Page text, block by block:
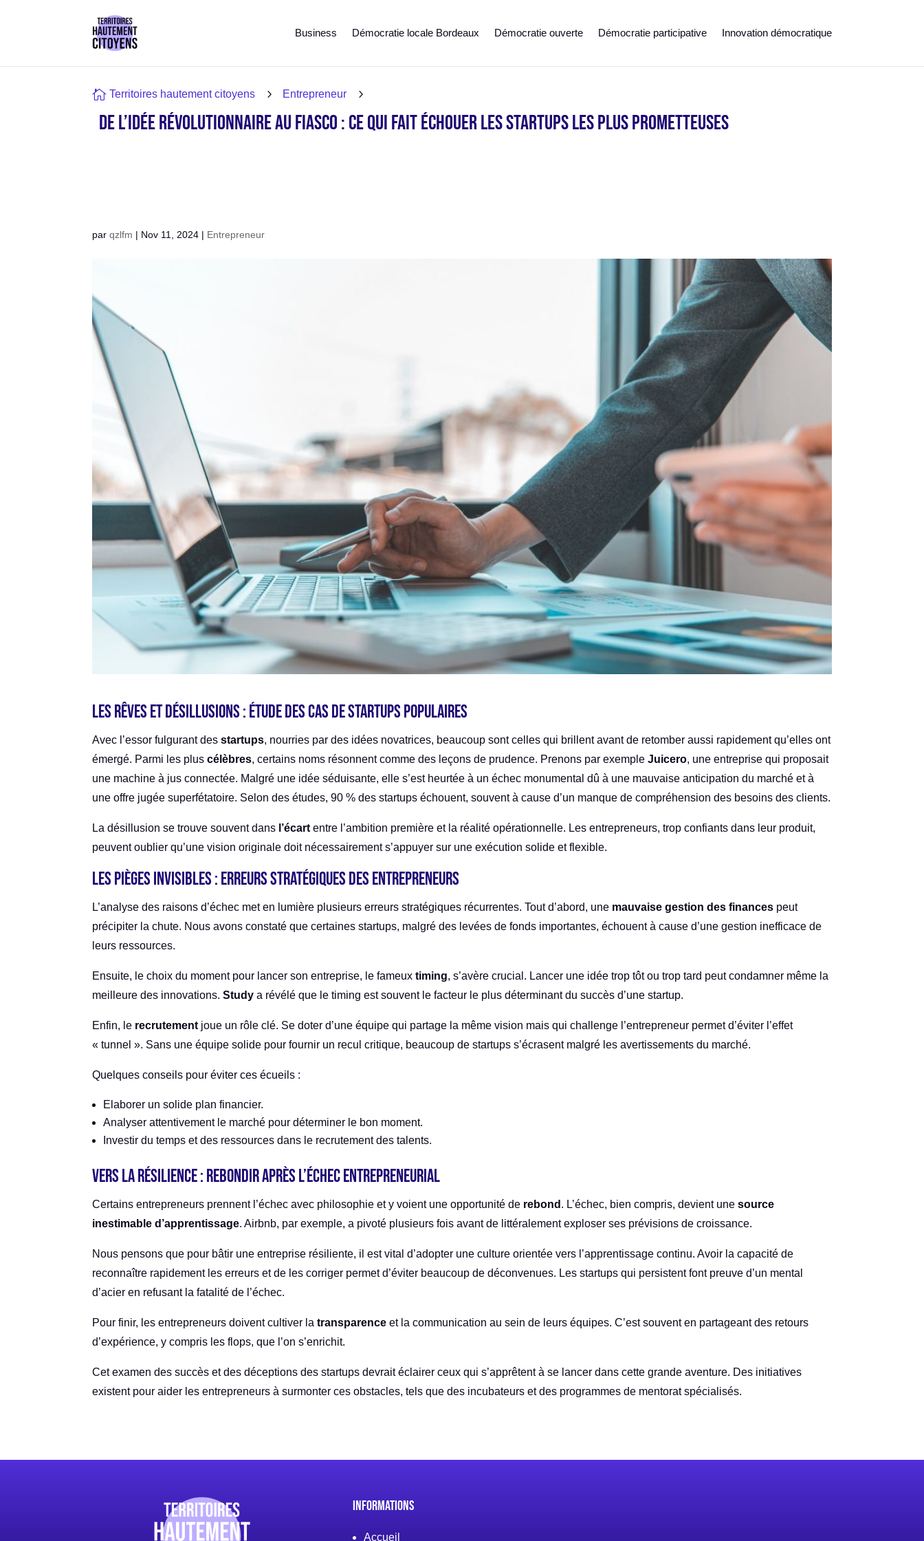
Business Démocratie locale Bordeaux Démocratie ouverte Démocratie participative Innovation démocratique
 Territoires hautement citoyens 5 Entrepreneur 5
De l’idée révolutionnaire au fiasco : Ce qui fait échouer les startups les plus prometteuses
parqzlfm | Nov 11, 2024 | Entrepreneur
Les rêves et désillusions : Étude des cas de startups populaires
Avec l’essor fulgurant desstartups, nourries par des idées novatrices, beaucoup sont celles qui brillent avant de retomber aussi rapidement qu’elles ont
émergé. Parmi les pluscélèbres, certains noms résonnent comme des leçons de prudence. Prenons par exempleJuicero, une entreprise qui proposait
une machine à jus connectée. Malgré une idée séduisante, elle s’est heurtée à un échec monumental dû à une mauvaise anticipation du marché et à
une offre jugée superfétatoire. Selon des études, 90 % des startups échouent, souvent à cause d’un manque de compréhension des besoins des clients.
La désillusion se trouve souvent dans l’écart entre l’ambition première et la réalité opérationnelle. Les entrepreneurs, trop confiants dans leur produit,
peuvent oublier qu’une vision originale doit nécessairement s’appuyer sur une exécution solide et flexible.
Les pièges invisibles : Erreurs stratégiques des entrepreneurs
L’analyse des raisons d’échec met en lumière plusieurs erreurs stratégiques récurrentes. Tout d’abord, une mauvaise gestion des finances peut
précipiter la chute. Nous avons constaté que certaines startups, malgré des levées de fonds importantes, échouent à cause d’une gestion inefficace de
leurs ressources.
Ensuite, le choix du moment pour lancer son entreprise, le fameuxtiming, s’avère crucial. Lancer une idée trop tôt ou trop tard peut condamner même la
meilleure des innovations.Study a révélé que le timing est souvent le facteur le plus déterminant du succès d’une startup.
Enfin, le recrutement joue un rôle clé. Se doter d’une équipe qui partage la même vision mais qui challenge l’entrepreneur permet d’éviter l’effet
« tunnel ». Sans une équipe solide pour fournir un recul critique, beaucoup de startups s’écrasent malgré les avertissements du marché.
Quelques conseils pour éviter ces écueils :
Elaborer un solide plan financier.
Analyser attentivement le marché pour déterminer le bon moment.
Investir du temps et des ressources dans le recrutement des talents.
Vers la résilience : Rebondir après l’échec entrepreneurial
Certains entrepreneurs prennent l’échec avec philosophie et y voient une opportunité de rebond . L’échec, bien compris, devient unesource
inestimable d’apprentissage. Airbnb, par exemple, a pivoté plusieurs fois avant de littéralement exploser ses prévisions de croissance.
Nous pensons que pour bâtir une entreprise résiliente, il est vital d’adopter une culture orientée vers l’apprentissage continu. Avoir la capacité de
reconnaître rapidement les erreurs et de les corriger permet d’éviter beaucoup de déconvenues. Les startups qui persistent font preuve d’un mental
d’acier en refusant la fatalité de l’échec.
Pour finir, les entrepreneurs doivent cultiver latransparence et la communication au sein de leurs équipes. C’est souvent en partageant des retours
d’expérience, y compris les flops, que l’on s’enrichit.
Cet examen des succès et des déceptions des startups devrait éclairer ceux qui s’apprêtent à se lancer dans cette grande aventure. Des initiatives
existent pour aider les entrepreneurs à surmonter ces obstacles, tels que des incubateurs et des programmes de mentorat spécialisés.
Informations
Accueil